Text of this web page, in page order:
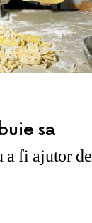
sa
a fi ajutor de